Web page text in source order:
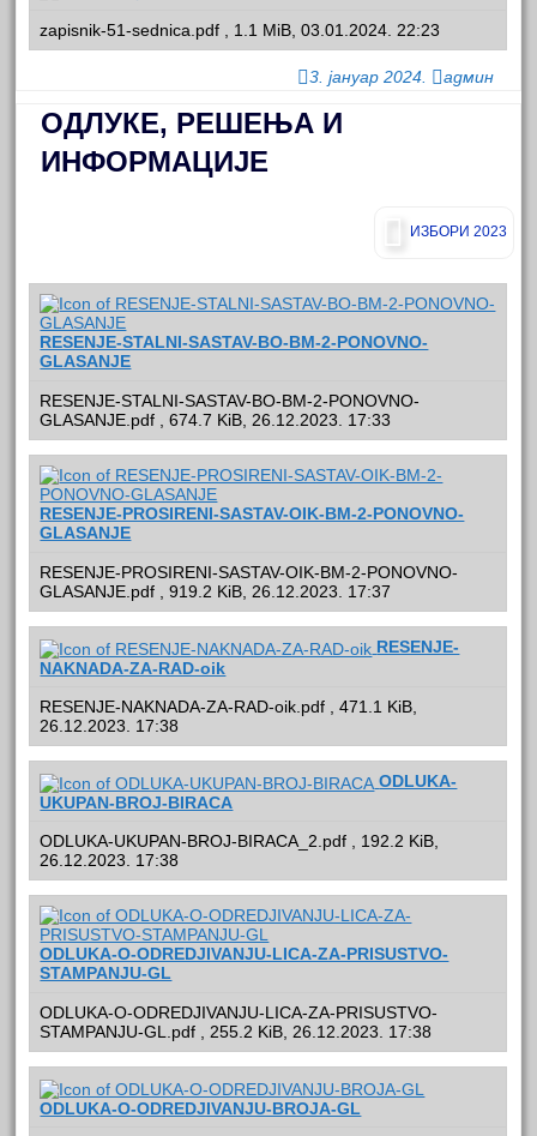
zapisnik-51-sednica.pdf , 1.1 MiB, 03.01.2024. 22:23
3. јануар 2024. админ
ОДЛУКЕ, РЕШЕЊА И
ИНФОРМАЦИЈЕ
ИЗБОРИ 2023
RESENJE-STALNI-SASTAV-BO-BM-2-PONOVNO-
GLASANJE
RESENJE-STALNI-SASTAV-BO-BM-2-PONOVNO-
GLASANJE.pdf , 674.7 KiB, 26.12.2023. 17:33
RESENJE-PROSIRENI-SASTAV-OIK-BM-2-PONOVNO-
GLASANJE
RESENJE-PROSIRENI-SASTAV-OIK-BM-2-PONOVNO-
GLASANJE.pdf , 919.2 KiB, 26.12.2023. 17:37
RESENJE-
NAKNADA-ZA-RAD-oik
RESENJE-NAKNADA-ZA-RAD-oik.pdf , 471.1 KiB,
26.12.2023. 17:38
ODLUKA-
UKUPAN-BROJ-BIRACA
ODLUKA-UKUPAN-BROJ-BIRACA_2.pdf , 192.2 KiB,
26.12.2023. 17:38
ODLUKA-O-ODREDJIVANJU-LICA-ZA-PRISUSTVO-
STAMPANJU-GL
ODLUKA-O-ODREDJIVANJU-LICA-ZA-PRISUSTVO-
STAMPANJU-GL.pdf , 255.2 KiB, 26.12.2023. 17:38
ODLUKA-O-ODREDJIVANJU-BROJA-GL